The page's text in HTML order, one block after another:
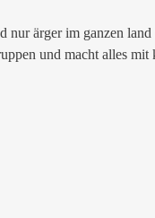
nur ärger im ganzen
und macht alles